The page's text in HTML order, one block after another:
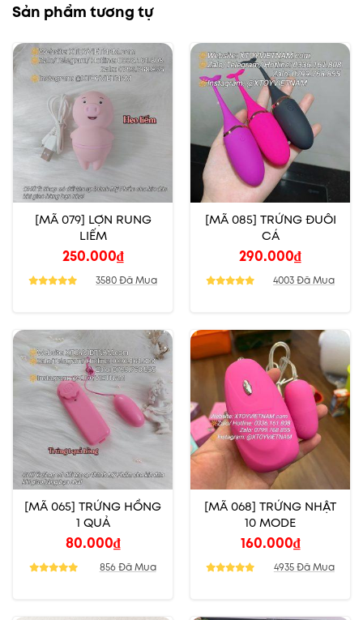
Sản phẩm tương tự
[MÃ 079] LỢN RUNG
LIẾM
250.000₫
3580 Đã Mua
[MÃ 085] TRỨNG ĐUÔI
CÁ
290.000₫
4003 Đã Mua
[MÃ 065] TRỨNG HỒNG
1 QUẢ
80.000₫
856 Đã Mua
[MÃ 068] TRỨNG NHẬT
10 MODE
160.000₫
4935 Đã Mua